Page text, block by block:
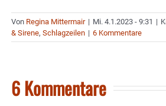
Von Regina Mittermair | Mi. 4.1.2023 - 9:31 |
& Sirene, Schlagzeilen | 6 Kommentare
6 Kommentare